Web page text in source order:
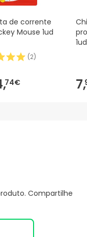
de corrente
Mouse 1ud
(2)
74€
1ud
7,
Compartilhe